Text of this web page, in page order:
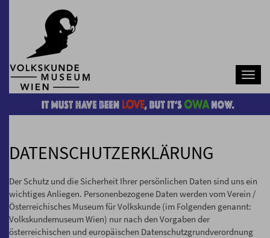
DATENSCHUTZERKLÄRUNG
Der Schutz und die Sicherheit Ihrer persönlichen Daten sind uns ein
wichtiges Anliegen. Personenbezogene Daten werden vom Verein /
Österreichisches Museum für Volkskunde (im Folgenden genannt:
Volkskundemuseum Wien) nur nach den Vorgaben der
österreichischen und europäischen Datenschutzgrundverordnung